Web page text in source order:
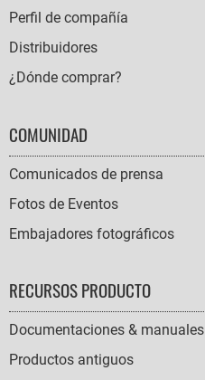
Perfil de compañía
Distribuidores
¿Dónde comprar?
COMUNIDAD
Comunicados de prensa
Fotos de Eventos
Embajadores fotográficos
RECURSOS PRODUCTO
Documentaciones & manuales
Productos antiguos